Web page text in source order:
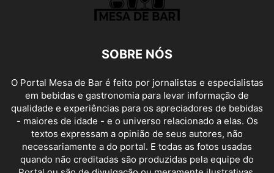
SOBRE NÓS
O Portal Mesa de Bar é feito por jornalistas e especialistas
em bebidas e gastronomia para levar informação de
qualidade e experiências para os apreciadores de bebidas
- maiores de idade - e o universo relacionado a elas. Os
textos expressam a opinião de seus autores, não
necessariamente a do portal. E todas as fotos usadas
quando não creditadas são produzidas pela equipe do